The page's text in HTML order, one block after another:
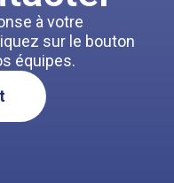
à votre
sur le bouton
équipes.